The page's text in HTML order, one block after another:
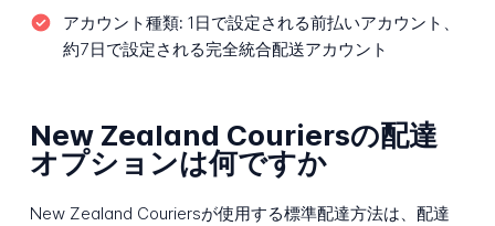
アカウント種類: 1日で設定される前払いアカウント、
約7日で設定される完全統合配送アカウント
New Zealand Couriersの配達
オプションは何ですか
New Zealand Couriersが使用する標準配達方法は、配達